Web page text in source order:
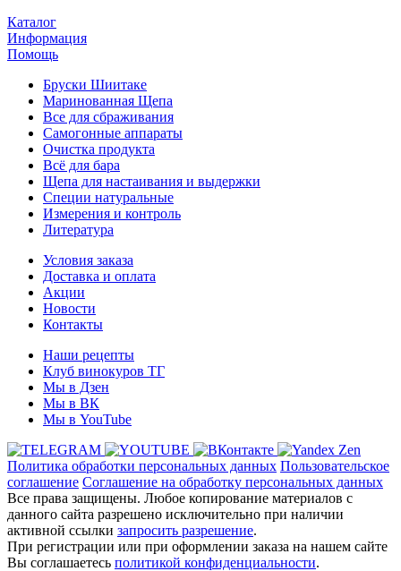
Каталог
Информация
Помощь
Бруски Шиитаке
Маринованная Щепа
Все для сбраживания
Самогонные аппараты
Очистка продукта
Всё для бара
Щепа для настаивания и выдержки
Специи натуральные
Измерения и контроль
Литература
Условия заказа
Доставка и оплата
Акции
Новости
Контакты
Наши рецепты
Клуб винокуров ТГ
Мы в Дзен
Мы в ВК
Мы в YouTube
Политика обработки персональных данных Пользовательское
соглашение Соглашение на обработку персональных данных
Все права защищены. Любое копирование материалов с
данного сайта разрешено исключительно при наличии
активной ссылки запросить разрешение.
При регистрации или при оформлении заказа на нашем сайте
Вы соглашаетесь политикой конфиденциальности.